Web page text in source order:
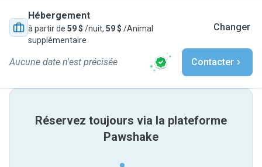
Hébergement
à partir de 59 $ /nuit, 59 $ /Animal
supplémentaire
Changer
Aucune date n'est précisée Contacter
Réservez toujours via la plateforme
Pawshake